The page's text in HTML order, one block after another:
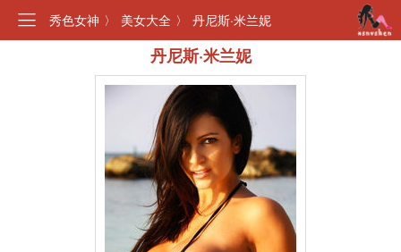
秀色女神 〉 美女大全 〉 丹尼斯·米兰妮
丹尼斯·米兰妮